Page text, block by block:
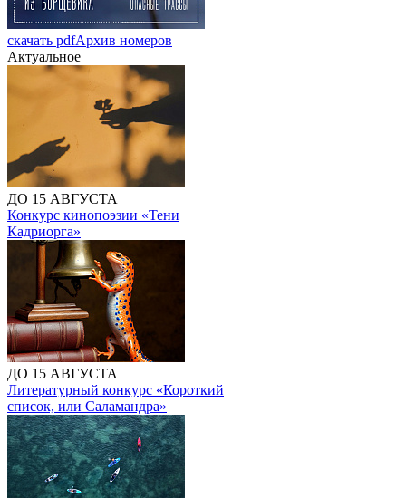
скачать pdfАрхив номеров
Актуальное
ДО 15 АВГУСТА
Конкурс кинопоэзии «Тени
Кадриорга»
ДО 15 АВГУСТА
Литературный конкурс «Короткий
список, или Саламандра»